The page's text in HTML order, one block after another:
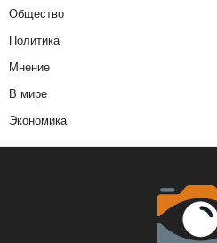
Общество
Политика
Мнение
В мире
Экономика